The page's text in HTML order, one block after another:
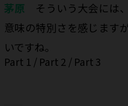
茅原 そういう大会には
意味の特別さを感じます
いですね。
Part 1 / Part 2 / Part 3